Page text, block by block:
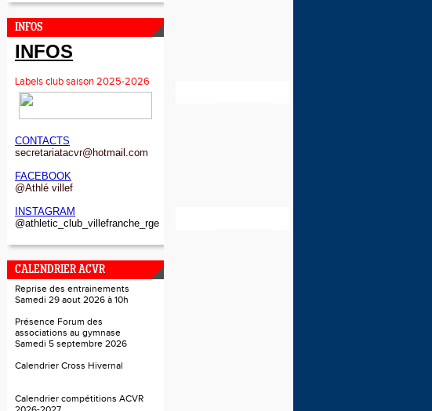
INFOS
INFOS
Labels club saison 2025-2026
CONTACTS
secretariatacvr@hotmail.com
FACEBOOK
@Athlé villef
INSTAGRAM
@athletic_club_villefranche_rge
CALENDRIER ACVR
Reprise des entrainements
Samedi 29 aout 2026 à 10h
Présence Forum des
associations au gymnase
Samedi 5 septembre 2026
Calendrier Cross Hivernal
Calendrier compétitions ACVR